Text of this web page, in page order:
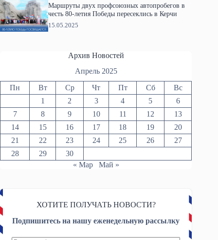
Маршруты двух профсоюзных автопробегов в
честь 80-летия Победы пересеклись в Керчи
15.05.2025
Архив Новостей
Апрель 2025
Пн Вт Ср Чт Пт Сб
Вс
1
2 3 4 5
6
7
8 9 10 11 12
13
14
15 16 17 18 19
20
21
22 23 24 25 26
27
28
29
30
« Мар
Май »
ХОТИТЕ ПОЛУЧАТЬ НОВОСТИ?
Подпишитесь на нашу еженедельную рассылку